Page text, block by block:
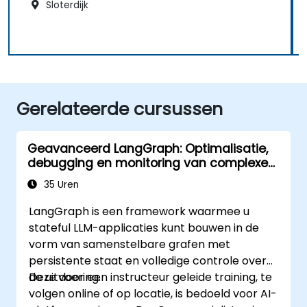
Sloterdijk
Gerelateerde cursussen
Geavanceerd LangGraph: Optimalisatie,
debugging en monitoring van complexe
grafen
35 Uren
LangGraph is een framework waarmee u
stateful LLM-applicaties kunt bouwen in de
vorm van samenstelbare grafen met
persistente staat en volledige controle over
de uitvoering.
Deze door een instructeur geleide training, te
volgen online of op locatie, is bedoeld voor AI-